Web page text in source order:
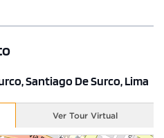
Santiago De Surco, Lima
Ver Tour Virtual